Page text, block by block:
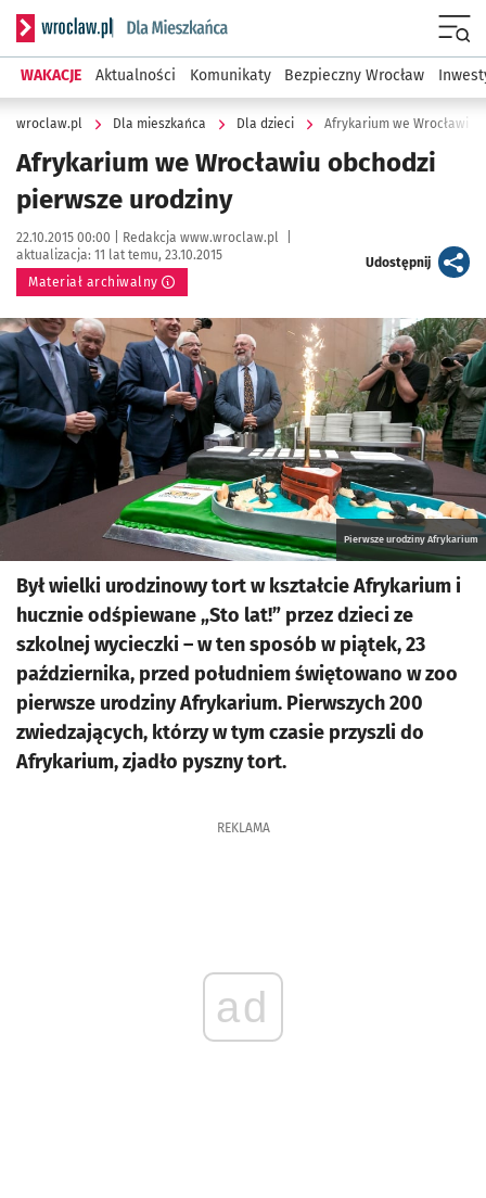
Serwis informacyjny wroclaw.pl podserwis: Dla mieszkańca
WAKACJE Aktualności Komunikaty Bezpieczny Wrocław
wroclaw.pl Dla mieszkańca Dla dzieci Afrykarium we Wrocławiu
Afrykarium we Wrocławiu obchodzi
pierwsze urodziny
Data publikacji:
22.10.2015 00:00 | Autor:
Redakcja www.wroclaw.pl
aktualizacja: 11 lat temu, 23.10.2015
Materiał archiwalny
Udostępnijartykuł
Kliknij, aby powiększyć
Pierwsze urodziny Afrykarium
Był wielki urodzinowy tort w kształcie Afrykarium i
hucznie odśpiewane „Sto lat!” przez dzieci ze
szkolnej wycieczki – w ten sposób w piątek, 23
października, przed południem świętowano w zoo
pierwsze urodziny Afrykarium. Pierwszych 200
zwiedzających, którzy w tym czasie przyszli do
Afrykarium, zjadło pyszny tort.
REKLAMA
ad